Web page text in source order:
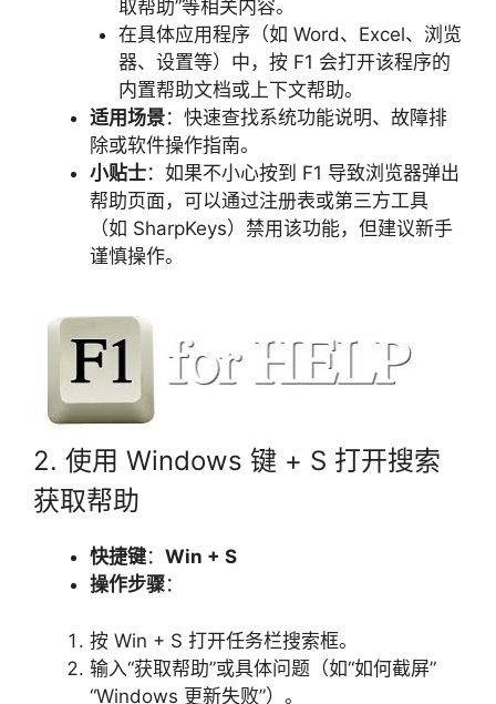
取帮助”等相关内容。
在具体应用程序（如 Word、Excel、浏览
器、设置等）中，按 F1 会打开该程序的
内置帮助文档或上下文帮助。
适用场景：快速查找系统功能说明、故障排
除或软件操作指南。
小贴士：如果不小心按到 F1 导致浏览器弹出
帮助页面，可以通过注册表或第三方工具
（如 SharpKeys）禁用该功能，但建议新手
谨慎操作。
2. 使用 Windows 键 + S 打开搜索
获取帮助
快捷键： Win + S
操作步骤：
按 Win + S 打开任务栏搜索框。
输入“获取帮助”或具体问题（如“如何截屏”
“Windows 更新失败”）。